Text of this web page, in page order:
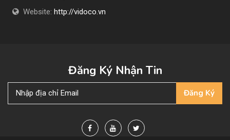
Website: http://vidoco.vn
Đăng Ký Nhận Tin
Đăng Ký